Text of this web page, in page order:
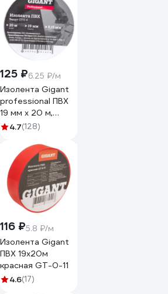
125 ₽6.25 ₽/м
Изолента Gigant
professional ПВХ
19 мм х 20 м,
белая GT-0-4
4.7(128)
116 ₽5.8 ₽/м
Изолента Gigant
ПВХ 19x20м
красная GT-0-11
4.6(17)